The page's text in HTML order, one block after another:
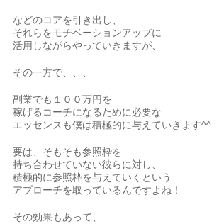
などのコアを引き出し、
それらをモチベーションアップに
活用しながらやっていきますが、
その一方で、、、
副業でも１００万円を
稼げるコーチになるために必要な
エッセンスも僕は積極的に与えていきます^^
要は、そもそも参照枠を
持ち合わせていない彼らに対し、
積極的に参照枠を与えていくという
アプローチを取っているんですよね！
その効果もあって、